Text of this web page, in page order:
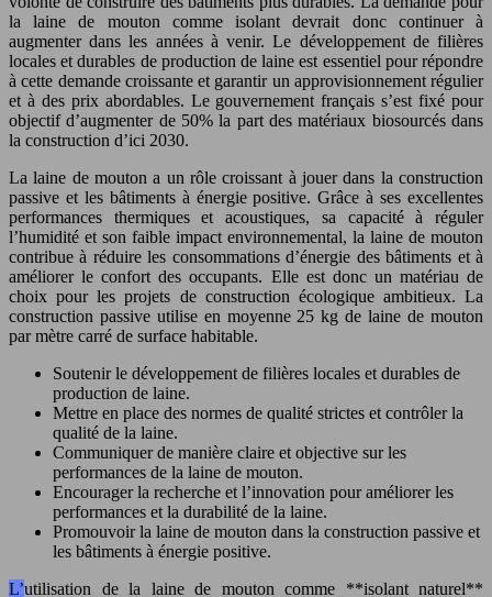
la laine de mouton comme isolant devrait donc continuer à
augmenter dans les années à venir. Le développement de filières
locales et durables de production de laine est essentiel pour répondre
à cette demande croissante et garantir un approvisionnement régulier
et à des prix abordables. Le gouvernement français s’est fixé pour
objectif d’augmenter de 50% la part des matériaux biosourcés dans
la construction d’ici 2030.
La laine de mouton a un rôle croissant à jouer dans la construction
passive et les bâtiments à énergie positive. Grâce à ses excellentes
performances thermiques et acoustiques, sa capacité à réguler
l’humidité et son faible impact environnemental, la laine de mouton
contribue à réduire les consommations d’énergie des bâtiments et à
améliorer le confort des occupants. Elle est donc un matériau de
choix pour les projets de construction écologique ambitieux. La
construction passive utilise en moyenne 25 kg de laine de mouton
par mètre carré de surface habitable.
Soutenir le développement de filières locales et durables de
production de laine.
Mettre en place des normes de qualité strictes et contrôler la
qualité de la laine.
Communiquer de manière claire et objective sur les
performances de la laine de mouton.
Encourager la recherche et l’innovation pour améliorer les
performances et la durabilité de la laine.
Promouvoir la laine de mouton dans la construction passive et
les bâtiments à énergie positive.
L’utilisation de la laine de mouton comme **isolant naturel**